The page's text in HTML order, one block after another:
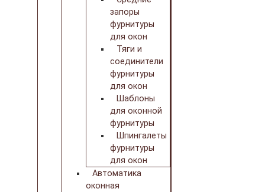
запоры
фурнитуры
для окон
Тяги и
соединители
фурнитуры
для окон
Шаблоны
для оконной
фурнитуры
Шпингалеты
фурнитуры
для окон
Автоматика
оконная